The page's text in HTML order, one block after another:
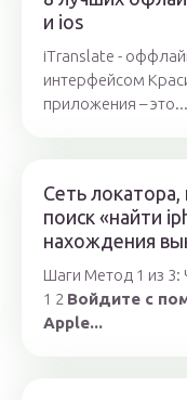
и ios
iTranslate -
интерфейсом
приложения – это...
Сеть
поиск «найти
нахождения
Шаги Метод 1 из 3:
1 2 Войдите с
Apple...